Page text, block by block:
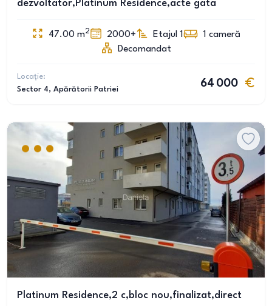
dezvoltator,Platinum Residence,acte gata
47.00 m2 2000+ Etajul 1 1 cameră
Decomandat
Locație:
Sector 4, Apărătorii Patriei
64 000
Platinum Residence,2 c,bloc nou,finalizat,direct